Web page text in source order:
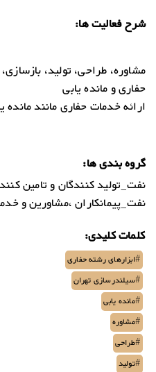
شرح فعالیت ها:
مشاوره، طراحی، تولید،
حفاری و مانده یابی
ارائه خدمات حفاری مانند مانده
گروه بندی ها:
نفت_تولید کنندگان و تامین
نفت_پیمانکاران ،مشاورین و
کلمات کلیدی:
#ابزارهای رشته حفاری
#سیلندرسازی تهران
#مانده یابی
#مشاوره
#طراحی
#تولید